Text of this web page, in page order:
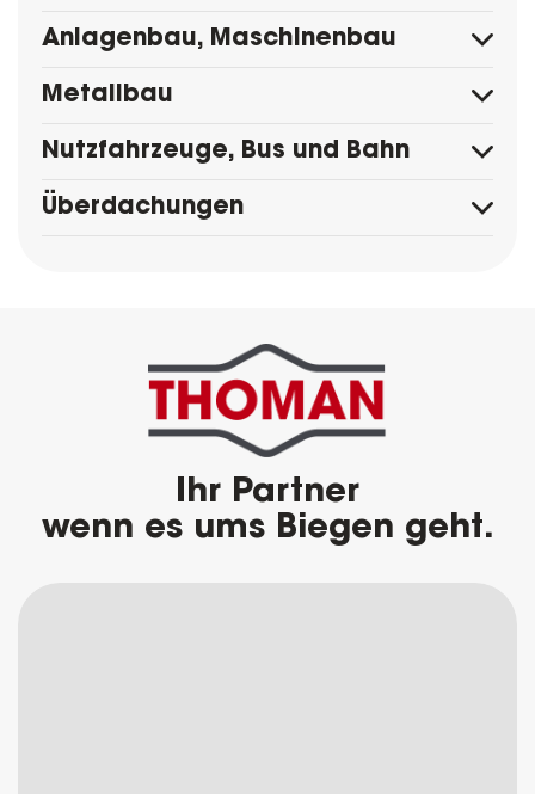
Anlagenbau, Maschinenbau
Metallbau
Nutzfahrzeuge, Bus und Bahn
Überdachungen
Ihr Partner
wenn es ums Biegen geht.